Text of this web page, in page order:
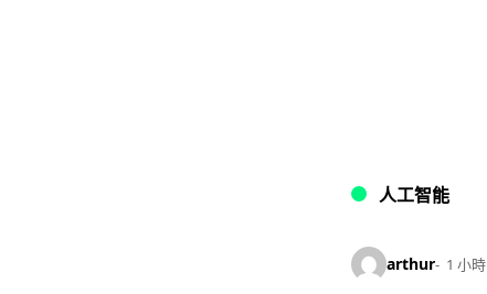
人工智能
arthur 1 小時